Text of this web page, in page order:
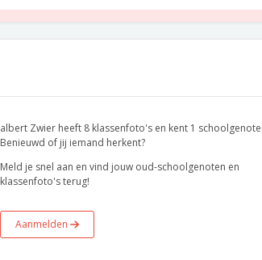
albert Zwier heeft 8 klassenfoto's en kent 1
Benieuwd of jij iemand herkent?
Meld je snel aan en vind jouw oud-schoolgenoten en
klassenfoto's terug!
Aanmelden